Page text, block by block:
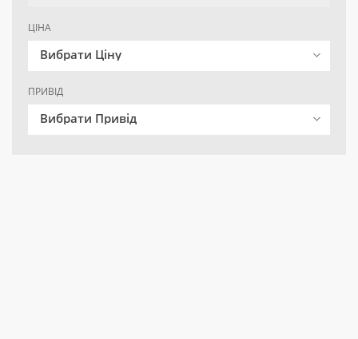
ЦІНА
Вибрати Ціну
ПРИВІД
Вибрати Привід